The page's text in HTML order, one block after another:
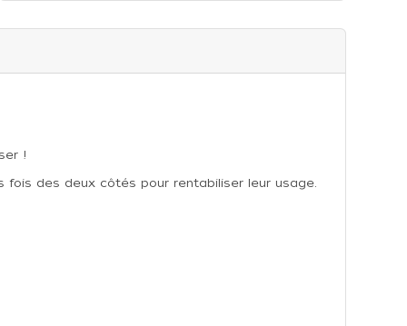
!
des deux côtés pour rentabiliser leur usage.